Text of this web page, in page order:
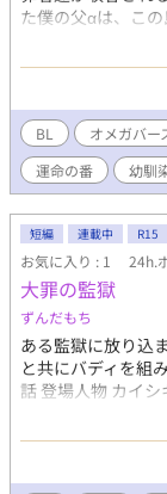
た僕の父αは、こ
た狼に襲撃された
んな『英雄が残し
『希望の光』で
で、僕は平凡なβ
へと引き上げ、や
日。 突然、僕の
は、YOHJI様に描
https://estar.jp/
https://x.com/
BL オメガバー
運命の番
幼馴
短編 連載中 R15
お気に入り : 1 24h.
大罪の監獄
ずんだもち
ある監獄に放り込
と共にバディを組
話 登場人物 カイ
魔で背中からタコ
目 力 S 知 D
ここから出たい
人見知り